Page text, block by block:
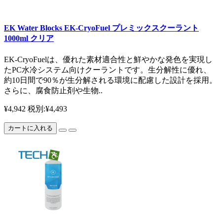
EK Water Blocks EK-CryoFuel プレミックスクーラント
1000ml クリア
EK-CryoFuelは、優れた素材適合性と鮮やかな発色を実現し
たPC水冷システム向けクーラントです。生分解性に優れ、
約10日間で90％が生分解される環境に配慮した設計を採用。
さらに、腐食防止剤や生物..
¥4,942 税別:¥4,493
カートに入れる